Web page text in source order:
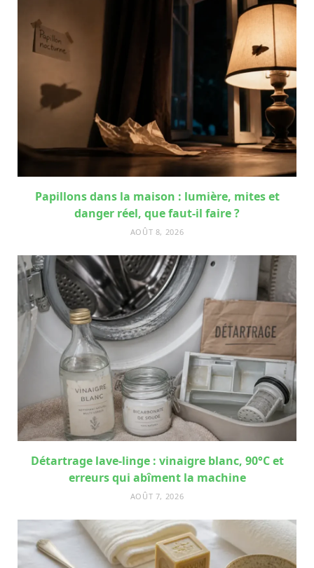
Papillons dans la maison : lumière, mites et
danger réel, que faut-il faire ?
AOÛT 8, 2026
Détartrage lave-linge : vinaigre blanc, 90°C et
erreurs qui abîment la machine
AOÛT 7, 2026